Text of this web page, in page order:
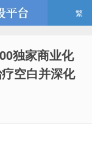
繁
独家商业化
空白并深化